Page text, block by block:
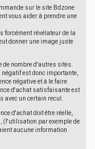
sur le site Bdzone
vous aider à prendre une
forcément révélateur de la
donner une image juste
de nombre d'autres sites.
est donc importante,
négative et à le faire
d'achat satisfaisante est
un certain recul.
d'achat doit être réelle,
(l'utilisation par exemple de
aucune information